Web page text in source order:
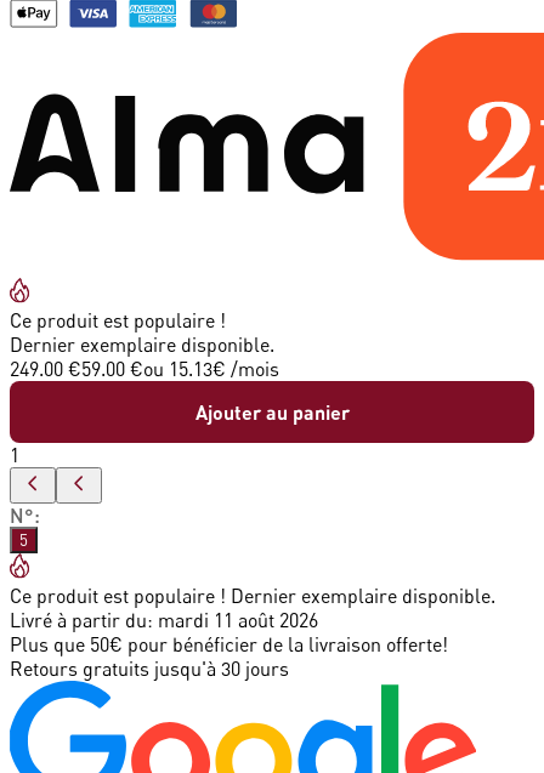
Ce produit est populaire !
Dernier exemplaire disponible.
249.00 €59.00 €ou 15.13€ /mois
Ajouter au panier
1
N°:
5
Ce produit est populaire ! Dernier exemplaire disponible.
Livré à partir du: mardi 11 août 2026
Plus que 50€ pour bénéficier de la livraison offerte!
Retours gratuits jusqu'à 30 jours